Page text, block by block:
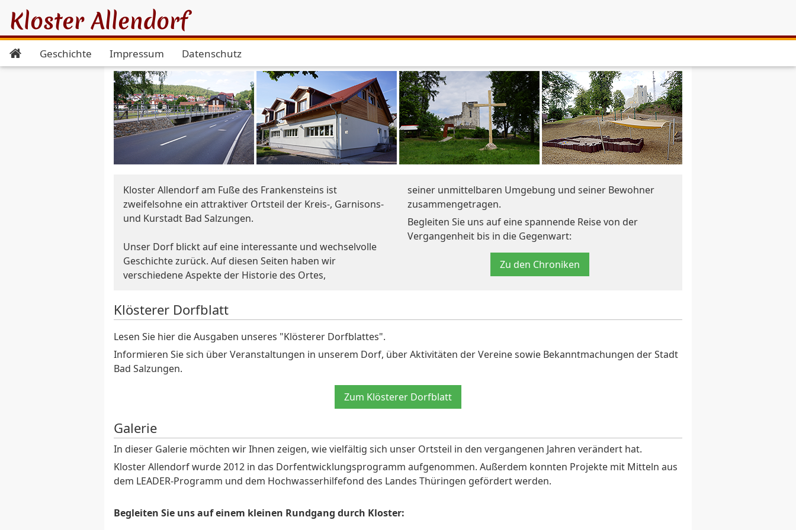
Kloster Allendorf
Geschichte Impressum Datenschutz
Kloster Allendorf am Fuße des Frankensteins ist
zweifelsohne ein attraktiver Ortsteil der Kreis-, Garnisons-
und Kurstadt Bad Salzungen.
Unser Dorf blickt auf eine interessante und wechselvolle
Geschichte zurück. Auf diesen Seiten haben wir
verschiedene Aspekte der Historie des Ortes,
seiner unmittelbaren Umgebung und seiner Bewohner
zusammengetragen.
Begleiten Sie uns auf eine spannende Reise von der
Vergangenheit bis in die Gegenwart:
Zu den Chroniken
Klösterer Dorfblatt
Lesen Sie hier die Ausgaben unseres "Klösterer Dorfblattes".
Informieren Sie sich über Veranstaltungen in unserem Dorf, über Aktivitäten der Vereine sowie Bekanntmachungen der Stadt
Bad Salzungen.
Zum Klösterer Dorfblatt
Galerie
In dieser Galerie möchten wir Ihnen zeigen, wie vielfältig sich unser Ortsteil in den vergangenen Jahren verändert hat.
Kloster Allendorf wurde 2012 in das Dorfentwicklungsprogramm aufgenommen. Außerdem konnten Projekte mit Mitteln aus
dem LEADER-Programm und dem Hochwasserhilfefond des Landes Thüringen gefördert werden.
Begleiten Sie uns auf einem kleinen Rundgang durch Kloster: